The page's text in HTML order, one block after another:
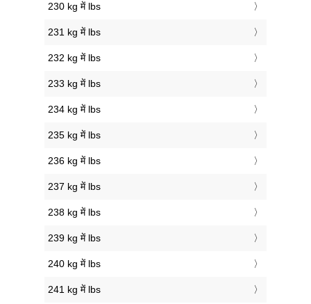
230 kg में lbs
231 kg में lbs
232 kg में lbs
233 kg में lbs
234 kg में lbs
235 kg में lbs
236 kg में lbs
237 kg में lbs
238 kg में lbs
239 kg में lbs
240 kg में lbs
241 kg में lbs